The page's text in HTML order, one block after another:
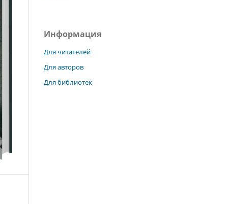
Информация
Для читателей
Для авторов
Для библиотек